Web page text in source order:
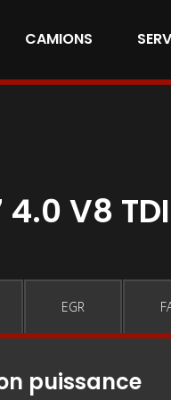
CAMIONS
4.0 V8 TDI
EGR
puissance